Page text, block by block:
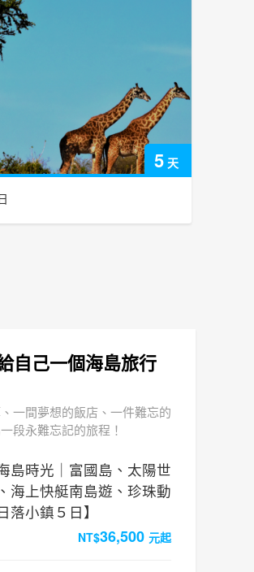
5 天
自己一個海島旅行
一間夢想的飯店、一件難忘的
段永難忘記的旅程！
島時光｜富國島、太陽世
海上快艇南島遊、珍珠動
落小鎮５⽇】
NT$36,500 元起